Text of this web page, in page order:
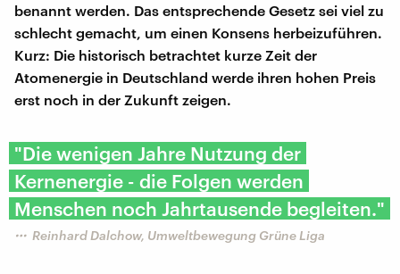
benannt werden. Das entsprechende Gesetz sei viel zu
schlecht gemacht, um einen Konsens herbeizuführen.
Kurz: Die historisch betrachtet kurze Zeit der
Atomenergie in Deutschland werde ihren hohen Preis
erst noch in der Zukunft zeigen.
"Die wenigen Jahre Nutzung der
Kernenergie - die Folgen werden
Menschen noch Jahrtausende begleiten."
Reinhard Dalchow, Umweltbewegung Grüne Liga